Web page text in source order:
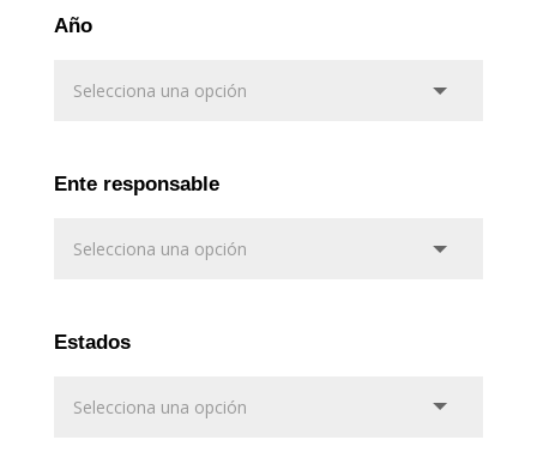
Año
Ente responsable
Estados